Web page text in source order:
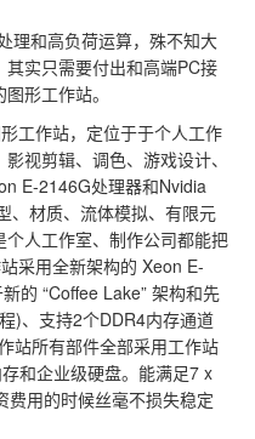
理和高负荷运算，殊不知大
实只需要付出和高端PC接
形工作站。
工作站，定位于于个人工作
视剪辑、调色、游戏设计、
E-2146G处理器和Nvidia
、材质、流体模拟、有限元
人工作室、制作公司都能把
采用全新架构的 Xeon E-
的 “Coffee Lake” 架构和先
)、支持2个DDR4内存通道
站所有部件全部采用工作站
和企业级硬盘。能满足7 x
费用的时候丝毫不损失稳定